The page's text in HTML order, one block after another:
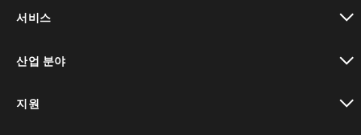
서비스
산업 분야
지원